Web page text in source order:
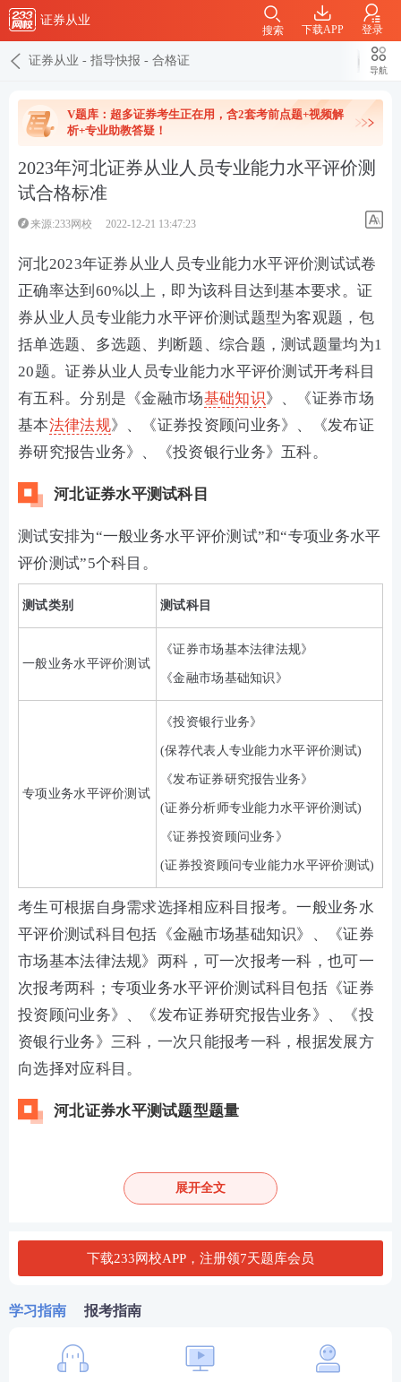
证券从业
下载APP 登录
搜索
证券从业 - 指导快报 - 合格证
导航
V题库：超多证券考生正在用，含2套考前点题+视频解
析+专业助教答疑！
2023年河北证券从业人员专业能力水平评价测
试合格标准
来源:233网校 2022-12-21 13:47:23
河北2023年证券从业人员专业能力水平评价测试试卷
正确率达到60%以上，即为该科目达到基本要求。证
券从业人员专业能力水平评价测试题型为客观题，包
括单选题、多选题、判断题、综合题，测试题量均为1
20题。证券从业人员专业能力水平评价测试开考科目
有五科。分别是《金融市场基础知识》、《证券市场
基本法律法规》、《证券投资顾问业务》、《发布证
券研究报告业务》、《投资银行业务》五科。
河北证券水平测试科目
测试安排为“一般业务水平评价测试”和“专项业务水平
评价测试”5个科目。
测试类别 测试科目
一般业务水平评价测试
《证券市场基本法律法规》
《金融市场基础知识》
专项业务水平评价测试
《投资银行业务》
(保荐代表人专业能力水平评价测试)
《发布证券研究报告业务》
(证券分析师专业能力水平评价测试)
《证券投资顾问业务》
(证券投资顾问专业能力水平评价测试)
考生可根据自身需求选择相应科目报考。一般业务水
平评价测试科目包括《金融市场基础知识》、《证券
市场基本法律法规》两科，可一次报考一科，也可一
次报考两科；专项业务水平评价测试科目包括《证券
投资顾问业务》、《发布证券研究报告业务》、《投
资银行业务》三科，一次只能报考一科，根据发展方
向选择对应科目。
河北证券水平测试题型题量
体各题型题量并未公布。但是通过参加2022年11月证
券行业专业人员水平评价专场测试的考生反馈，本次
以官方最新通知为准）
1、河北证券一般业务水平评价测试题型题量
单选题 20分
展开全文
下载233网校APP，注册领7天题库会员
学习指南 报考指南